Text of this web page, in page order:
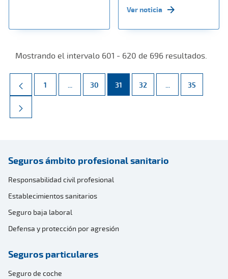
Ver noticia
Mostrando el intervalo 601 - 620 de 696 resultados.
Página
1 ... Páginas intermedias Use TAB para desplazarse.
Página
30 Página
31 Página
32 ... Páginas
Página
35
Seguros ámbito profesional sanitario
Responsabilidad civil profesional
Establecimientos sanitarios
Seguro baja laboral
Defensa y protección por agresión
Seguros particulares
Seguro de coche